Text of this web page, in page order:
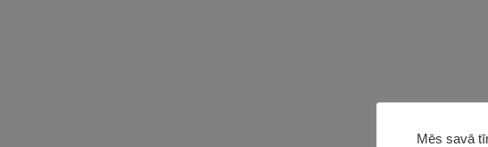
Mēs savā